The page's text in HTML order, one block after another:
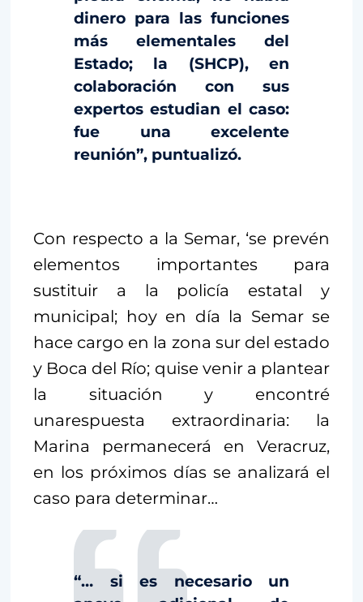
dinero para las funciones
más elementales del
Estado; la (SHCP), en
colaboración con sus
expertos estudian el caso:
fue una excelente
reunión”, puntualizó.
Con respecto a la Semar, ‘se prevén
elementos importantes para
sustituir a la policía estatal y
municipal; hoy en día la Semar se
hace cargo en la zona sur del estado
y Boca del Río; quise venir a plantear
la situación y encontré
unarespuesta extraordinaria: la
Marina permanecerá en Veracruz,
en los próximos días se analizará el
caso para determinar…
“… si es necesario un